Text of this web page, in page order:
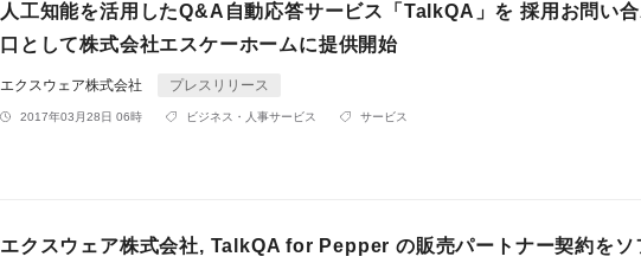
人工知能を活用したQ&A自動応答サービス「TalkQA」を 採用お問い
口として株式会社エスケーホームに提供開始
エクスウェア株式会社 プレスリリース
2017年03月28日 06時 ビジネス・人事サービス サービス
エクスウェア株式会社, TalkQA for Pepper の販売パートナー契約をソ